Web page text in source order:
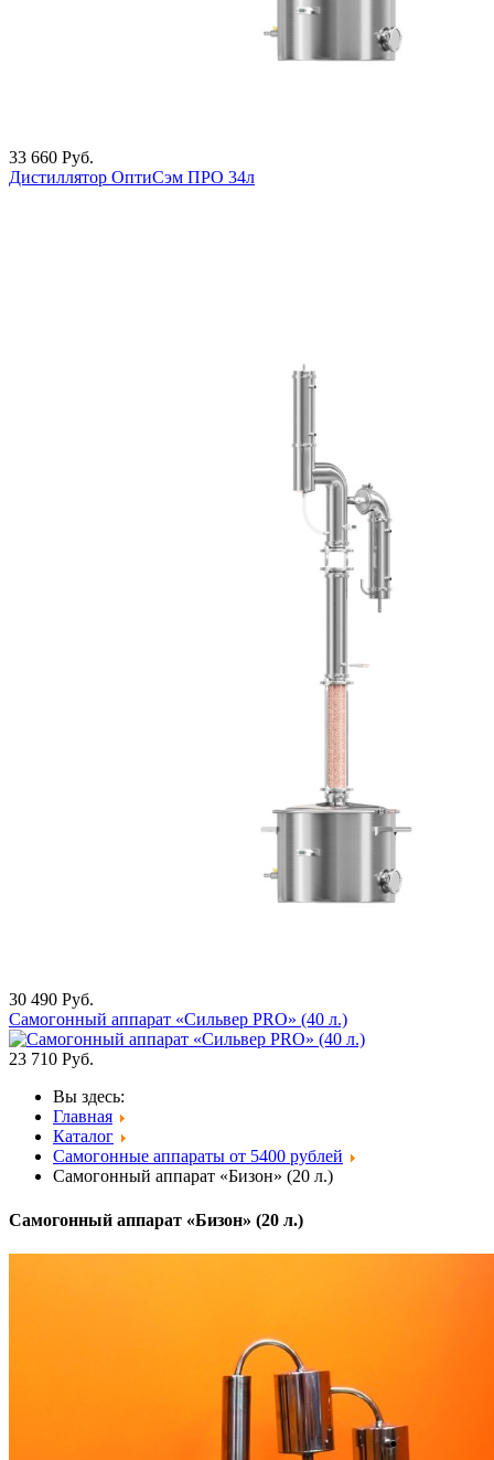
33 660 Руб.
Дистиллятор ОптиСэм ПРО 34л
30 490 Руб.
Самогонный аппарат «Сильвер PRO» (40 л.)
23 710 Руб.
Вы здесь:
Главная
Каталог
Самогонные аппараты от 5400 рублей
Самогонный аппарат «Бизон» (20 л.)
Самогонный аппарат «Бизон» (20 л.)